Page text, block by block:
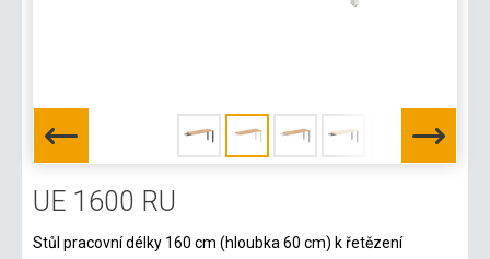
UE 1600 RU
Stůl pracovní délky 160 cm (hloubka 60 cm) k řetězení